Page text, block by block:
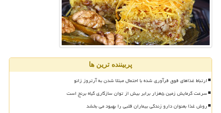
پربیننده ترین ها
ارتباط غذاهای فوق فرآوری شده با احتمال مبتلا شدن به آرتروز زانو
سرعت گرمایش زمین ۵هزار برابر بیش از توان سازگاری گیاه برنج است
روش غذا بعنوان دارو زندگی بیماران قلبی را بهبود می بخشد